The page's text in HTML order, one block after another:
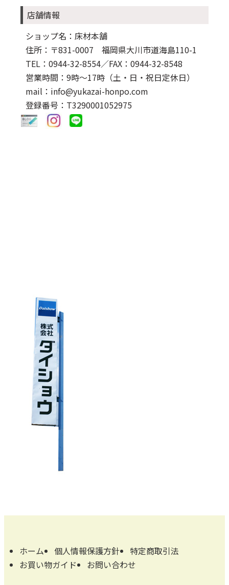
店舗情報
ショップ名：床材本舗
住所：〒831-0007 福岡県大川市道海島110-1
TEL：0944-32-8554／FAX：0944-32-8548
営業時間：9時～17時（土・日・祝日定休日）
mail：info@yukazai-honpo.com
登録番号：T3290001052975
ホーム 個人情報保護方針
特定商取引法
お買い物ガイド
お問い合わせ